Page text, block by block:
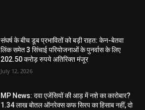
संघर्ष के बीच डूब प्रभावितों को बड़ी राहत: केन-बेतवा
लिंक समेत 3 सिंचाई परियोजनाओं के पुनर्वास के लिए
202.50 करोड़ रुपये अतिरिक्त मंजूर
July 12, 2026
MP News: दवा एजेंसियों की आड़ में नशे का कारोबार?
1.34 लाख बोतल ऑनरेक्स कफ सिरप का हिसाब नहीं, दो